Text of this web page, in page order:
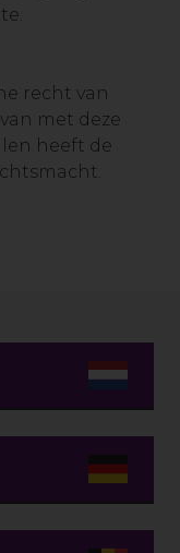
recht van
met deze
heeft de